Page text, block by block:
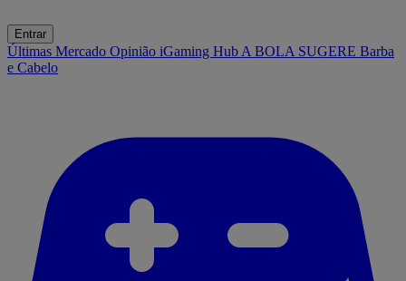
Entrar
Últimas Mercado Opinião iGaming Hub A BOLA SUGERE Barba
e Cabelo